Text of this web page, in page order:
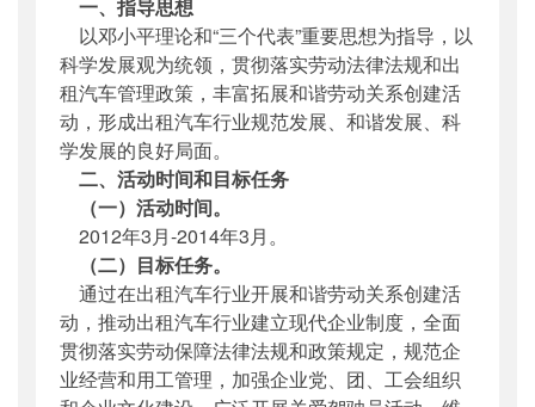
一、指导思想
以邓小平理论和“三个代表”重要思想为指导，以
科学发展观为统领，贯彻落实劳动法律法规和出
租汽车管理政策，丰富拓展和谐劳动关系创建活
动，形成出租汽车行业规范发展、和谐发展、科
学发展的良好局面。
二、活动时间和目标任务
（一）活动时间。
2012年3月-2014年3月。
（二）目标任务。
通过在出租汽车行业开展和谐劳动关系创建活
动，推动出租汽车行业建立现代企业制度，全面
贯彻落实劳动保障法律法规和政策规定，规范企
业经营和用工管理，加强企业党、团、工会组织